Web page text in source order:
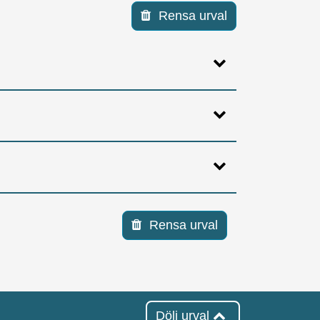
Rensa urval
Rensa urval
Dölj urval